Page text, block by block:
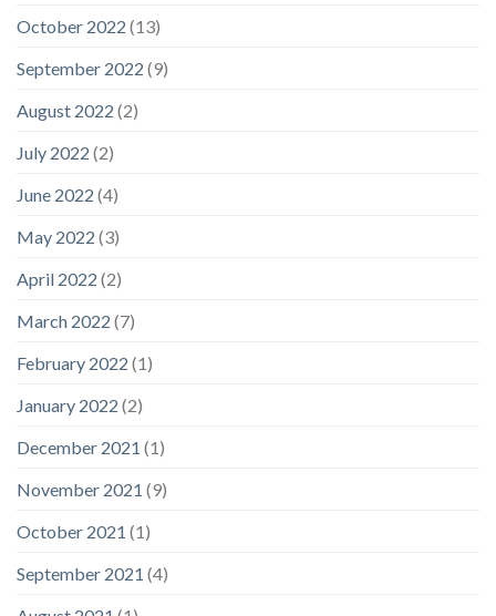
October 2022 (13)
September 2022 (9)
August 2022 (2)
July 2022 (2)
June 2022 (4)
May 2022 (3)
April 2022 (2)
March 2022 (7)
February 2022 (1)
January 2022 (2)
December 2021 (1)
November 2021 (9)
October 2021 (1)
September 2021 (4)